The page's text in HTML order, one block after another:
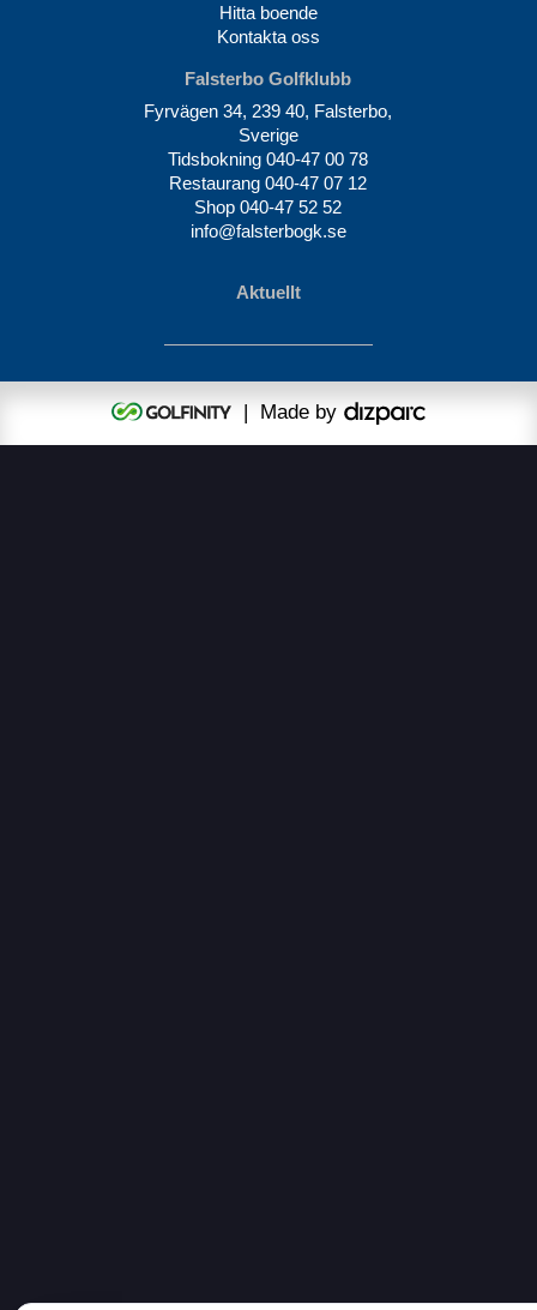
Hitta boende
Kontakta oss
Falsterbo Golfklubb
Fyrvägen 34, 239 40, Falsterbo,
Sverige
Tidsbokning040-47 00 78
Restaurang040-47 07 12
Shop040-47 52 52
info@falsterbogk.se
Aktuellt
| Made by